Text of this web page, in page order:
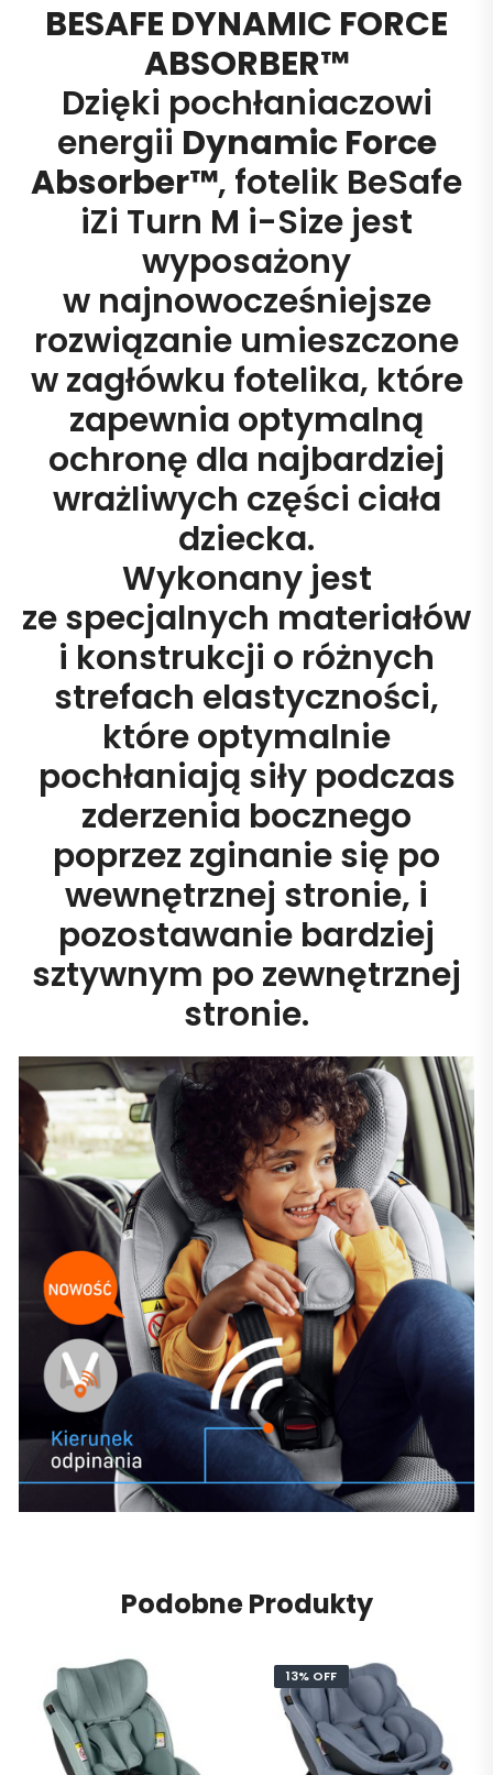
BESAFE DYNAMIC FORCE
ABSORBER™
Dzięki pochłaniaczowi
energii Dynamic Force
Absorber™, fotelik BeSafe
iZi Turn M i-Size jest
wyposażony
w najnowocześniejsze
rozwiązanie umieszczone
w zagłówku fotelika, które
zapewnia optymalną
ochronę dla najbardziej
wrażliwych części ciała
dziecka.
Wykonany jest
ze specjalnych materiałów
i konstrukcji o różnych
strefach elastyczności,
które optymalnie
pochłaniają siły podczas
zderzenia bocznego
poprzez zginanie się po
wewnętrznej stronie, i
pozostawanie bardziej
sztywnym po zewnętrznej
stronie.
Podobne Produkty
13% OFF